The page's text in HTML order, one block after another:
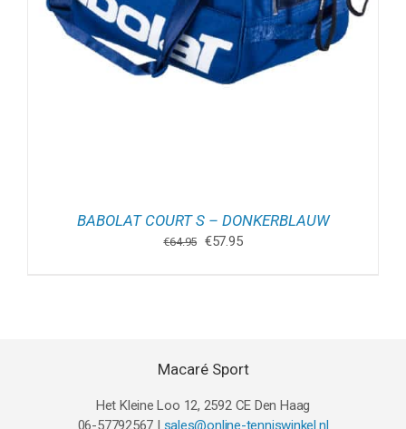
BABOLAT COURT S – DONKERBLAUW
€64.95 Oorspronkelijke
€57.95Huidige
Macaré Sport
Het Kleine Loo 12, 2592 CE Den Haag
06-57792567 | sales@online-tenniswinkel.nl